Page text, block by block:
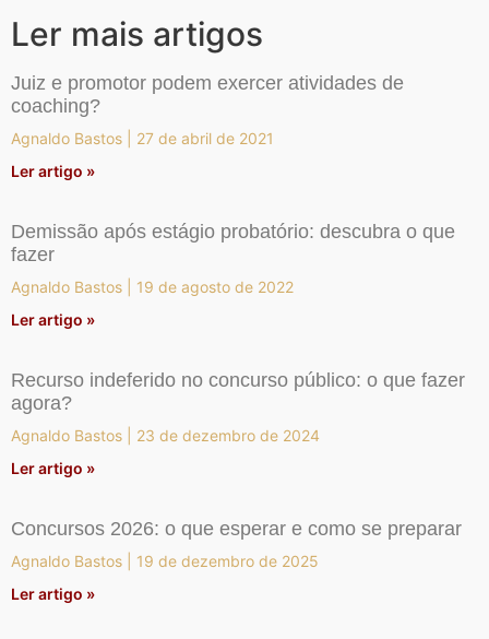
Ler mais artigos
Juiz e promotor podem exercer atividades de
coaching?
Agnaldo Bastos
27 de abril de 2021
Ler artigo »
Demissão após estágio probatório: descubra o que
fazer
Agnaldo Bastos
19 de agosto de 2022
Ler artigo »
Recurso indeferido no concurso público: o que fazer
agora?
Agnaldo Bastos
23 de dezembro de 2024
Ler artigo »
Concursos 2026: o que esperar e como se preparar
Agnaldo Bastos
19 de dezembro de 2025
Ler artigo »